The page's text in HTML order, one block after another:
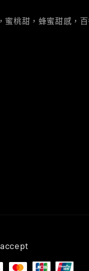
蜜桃甜，蜂蜜甜感，